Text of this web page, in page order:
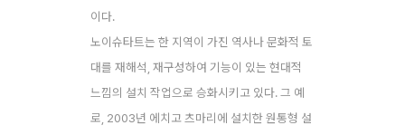
이다.
노이슈타트는 한 지역이 가진 역사나 문화적 토
대를 재해석, 재구성하여 기능이 있는 현대적
느낌의 설치 작업으로 승화시키고 있다. 그 예
로, 2003년 에치고 츠마리에 설치한 원통형 설